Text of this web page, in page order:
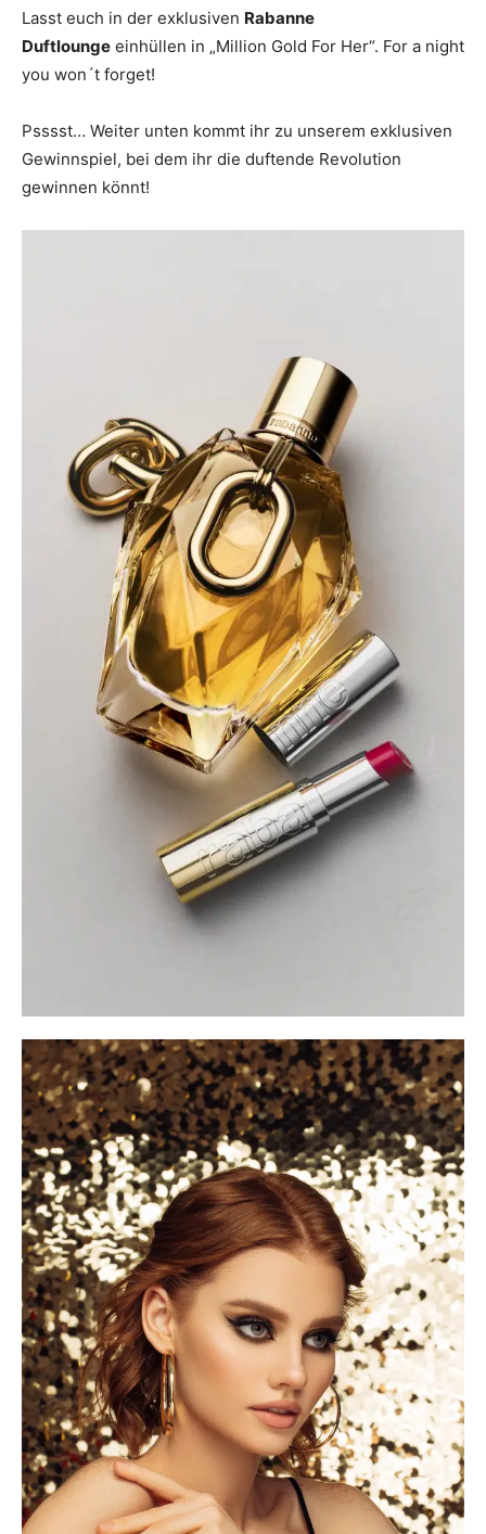
Lasst euch in der exklusiven Rabanne
Duftlounge einhüllen in „Million Gold For Her“. For a night
you won´t forget!
Psssst… Weiter unten kommt ihr zu unserem exklusiven
Gewinnspiel, bei dem ihr die duftende Revolution
gewinnen könnt!